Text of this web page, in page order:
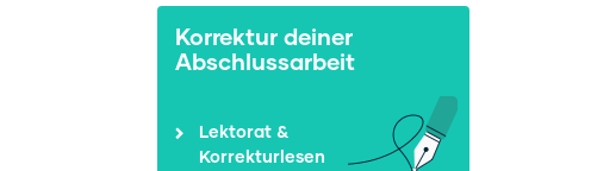
Korrektur deiner
Abschlussarbeit
Lektorat &
Korrekturlesen